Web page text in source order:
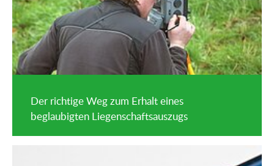
Der richtige Weg zum Erhalt eines
beglaubigten Liegenschaftsauszugs